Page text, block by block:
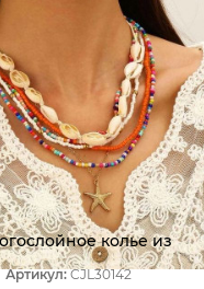
колье из
разноцветного бисера
Артикул:CJL30142